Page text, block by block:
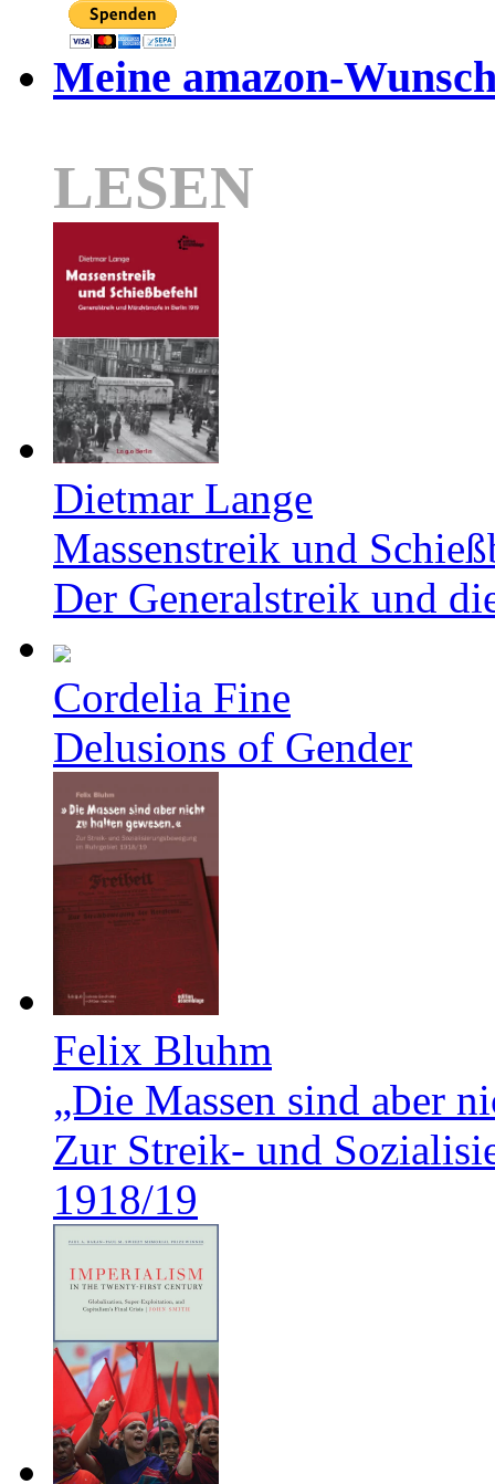
Meine amazon-
LESEN
Dietmar Lange
Massenstreik und
Der Generalstreik und
Cordelia Fine
Delusions of Gender
Felix Bluhm
„Die Massen sind aber
Zur Streik- und
1918/19